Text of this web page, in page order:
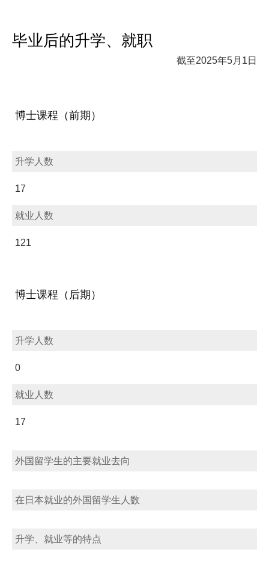
毕业后的升学、就职
截至2025年5月1日
博士课程（前期）
升学人数
17
就业人数
121
博士课程（后期）
升学人数
0
就业人数
17
外国留学生的主要就业去向
在日本就业的外国留学生人数
升学、就业等的特点